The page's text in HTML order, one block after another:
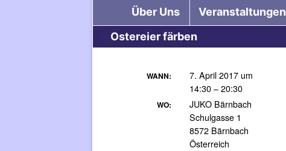
Über Uns Veranstaltungen
Ostereier färben
WANN:
7. April 2017 um
14:30 – 20:30
WO:
JUKO Bärnbach
Schulgasse 1
8572 Bärnbach
Österreich